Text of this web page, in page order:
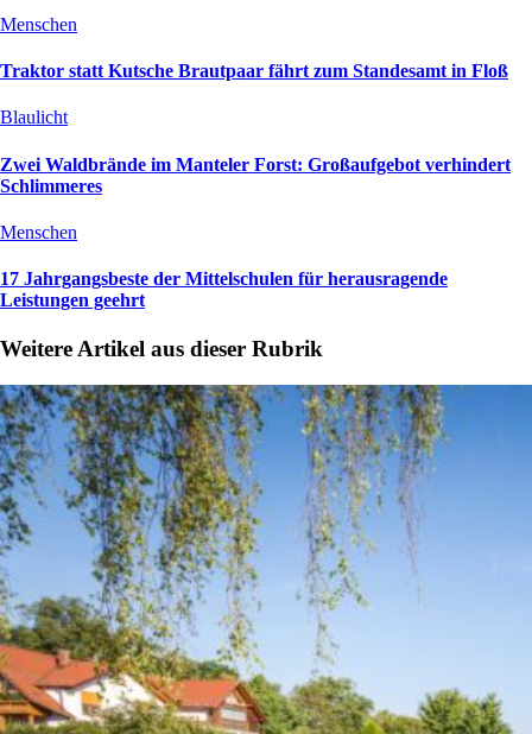
Menschen
Traktor statt Kutsche Brautpaar fährt zum Standesamt in Floß
Blaulicht
Zwei Waldbrände im Manteler Forst: Großaufgebot verhindert
Schlimmeres
Menschen
17 Jahrgangsbeste der Mittelschulen für herausragende
Leistungen geehrt
Weitere Artikel aus dieser Rubrik